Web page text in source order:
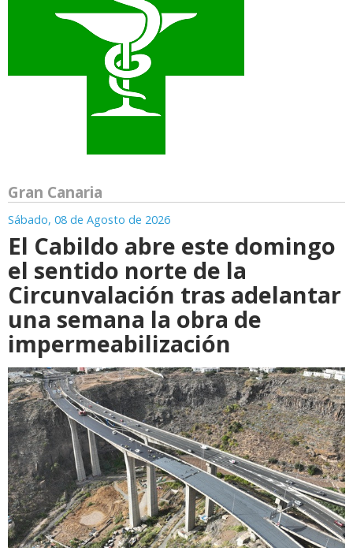
Gran Canaria
Sábado, 08 de Agosto de 2026
El Cabildo abre este domingo
el sentido norte de la
Circunvalación tras adelantar
una semana la obra de
impermeabilización